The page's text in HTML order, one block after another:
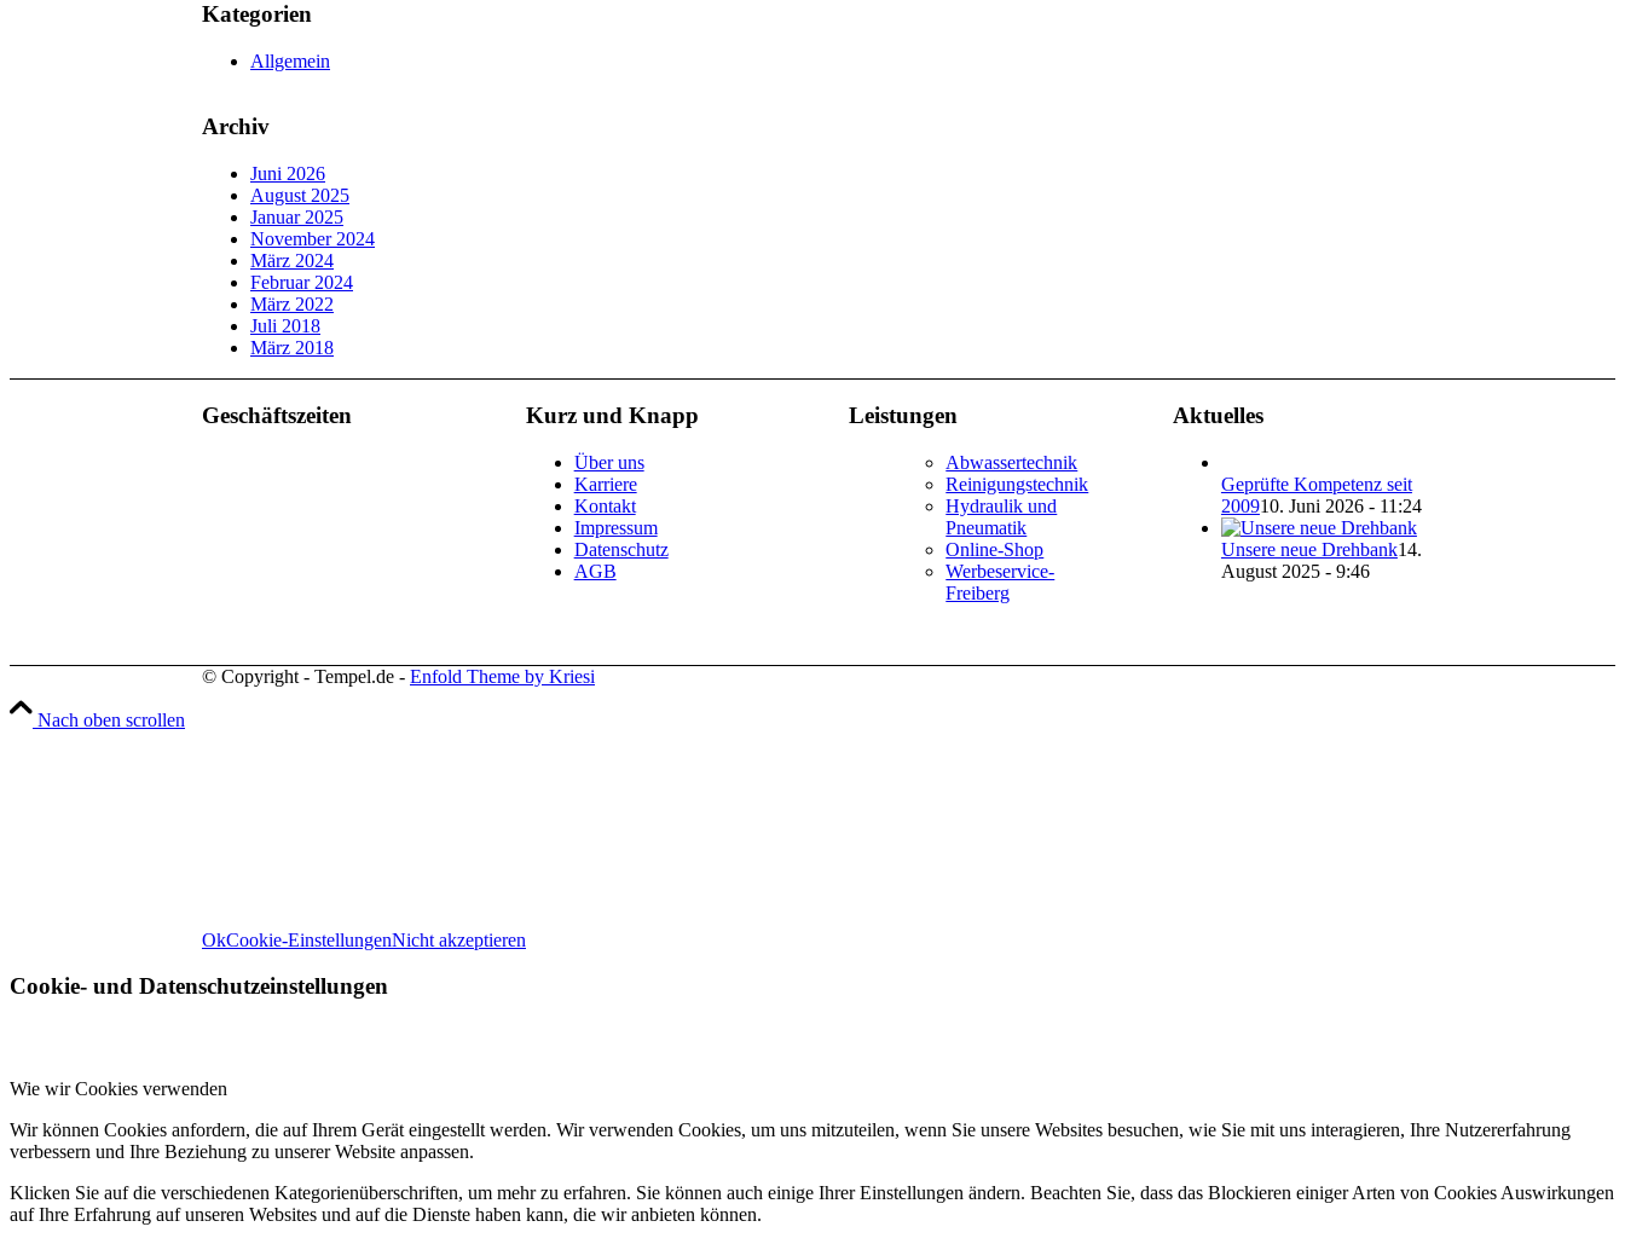
Kategorien
Allgemein
Archiv
Juni 2026
August 2025
Januar 2025
November 2024
März 2024
Februar 2024
März 2022
Juli 2018
März 2018
Geschäftszeiten Kurz und Knapp
Über uns
Karriere
Kontakt
Impressum
Datenschutz
AGB
Leistungen
Abwassertechnik
Reinigungstechnik
Hydraulik und
Pneumatik
Online-Shop
Werbeservice-
Freiberg
Aktuelles
Geprüfte Kompetenz seit
200910. Juni 2026 - 11:24
Unsere neue Drehbank14.
August 2025 - 9:46
© Copyright - Tempel.de - Enfold Theme by Kriesi
Nach oben scrollen
OkCookie-EinstellungenNicht akzeptieren
Cookie- und Datenschutzeinstellungen
Wie wir Cookies verwenden
Wir können Cookies anfordern, die auf Ihrem Gerät eingestellt werden. Wir verwenden Cookies, um uns mitzuteilen, wenn Sie unsere Websites besuchen, wie Sie mit uns interagieren, Ihre Nutzererfahrung
verbessern und Ihre Beziehung zu unserer Website anpassen.
Klicken Sie auf die verschiedenen Kategorienüberschriften, um mehr zu erfahren. Sie können auch einige Ihrer Einstellungen ändern. Beachten Sie, dass das Blockieren einiger Arten von Cookies Auswirkungen
auf Ihre Erfahrung auf unseren Websites und auf die Dienste haben kann, die wir anbieten können.